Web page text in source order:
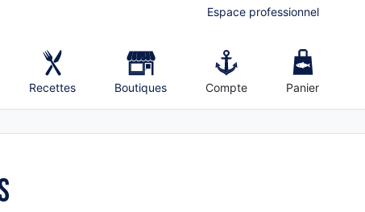
Espace professionnel
Recettes Boutiques Compte Panier